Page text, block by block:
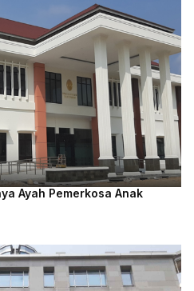
Ayah Pemerkosa Anak